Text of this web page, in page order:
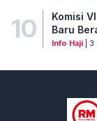
10
Komisi
Baru
Info Haji| 3